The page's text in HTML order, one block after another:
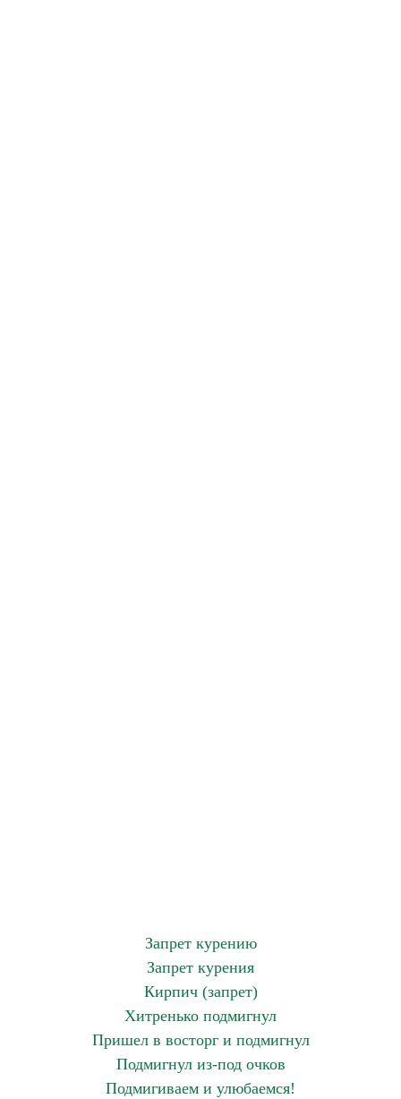
Запрет курению
Запрет курения
Кирпич (запрет)
Хитренько подмигнул
Пришел в восторг и подмигнул
Подмигнул из-под очков
Подмигиваем и улюбаемся!